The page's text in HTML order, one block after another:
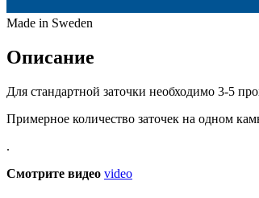
Made in Sweden
Описание
Для стандартной заточки необходимо 3-5
Примерное количество заточек на одном
.
Смотрите видео video